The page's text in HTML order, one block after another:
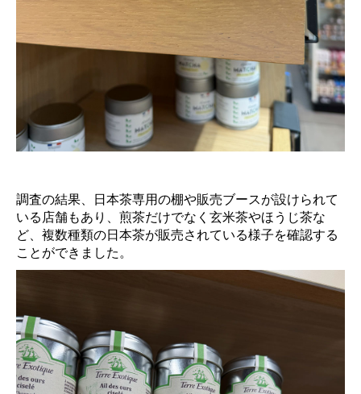
調査の結果、日本茶専用の棚や販売ブースが設けられて
いる店舗もあり、煎茶だけでなく玄米茶やほうじ茶な
ど、複数種類の日本茶が販売されている様子を確認する
ことができました。